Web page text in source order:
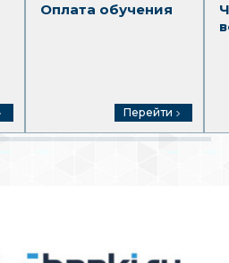
Оплата обучения
Перейти